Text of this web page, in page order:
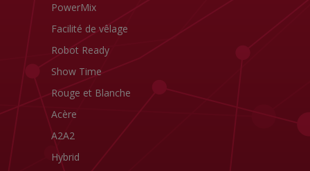
PowerMix
Facilité de vêlage
Robot Ready
Show Time
Rouge et Blanche
Acère
A2A2
Hybrid